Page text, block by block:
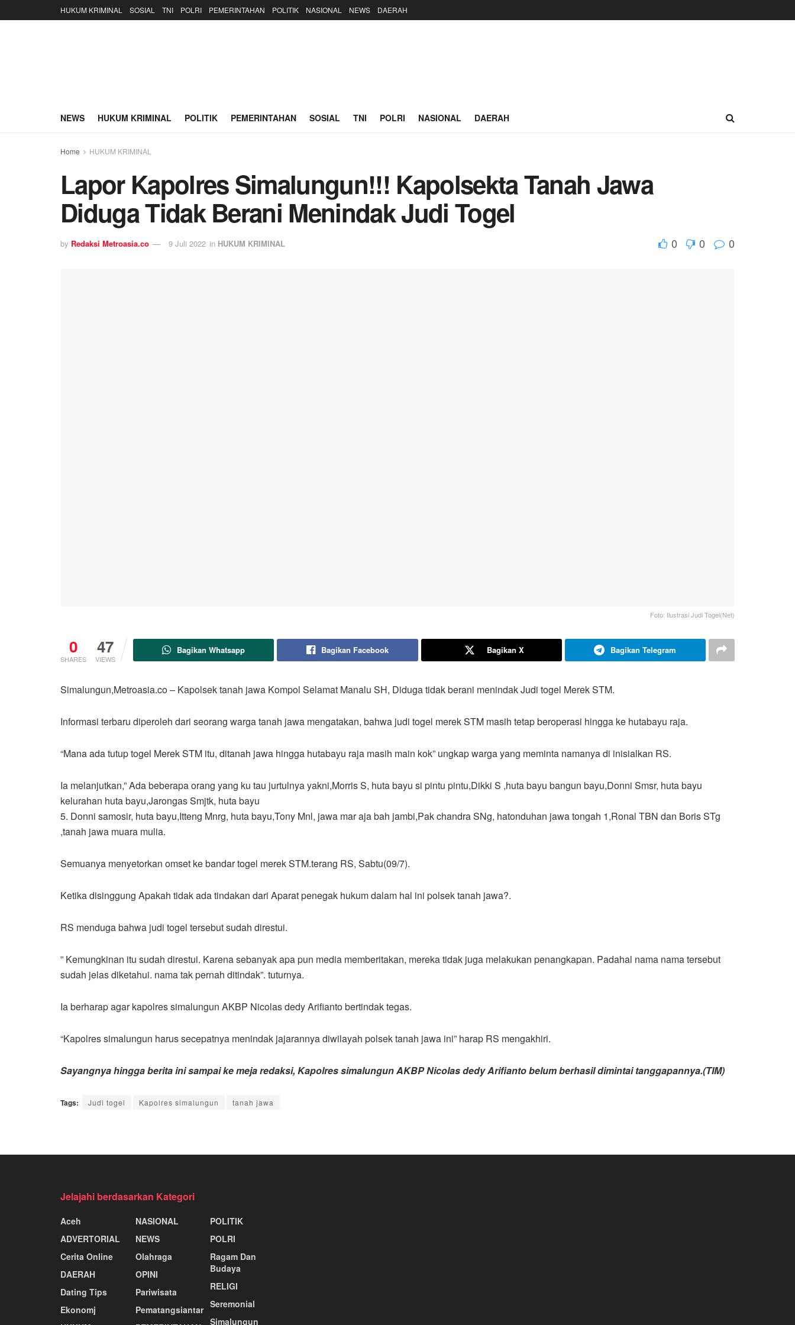
HUKUM KRIMINAL SOSIAL TNI POLRI PEMERINTAHAN POLITIK NASIONAL NEWS DAERAH
NEWS HUKUM KRIMINAL POLITIK PEMERINTAHAN SOSIAL TNI POLRI NASIONAL DAERAH
Home HUKUM KRIMINAL
Lapor Kapolres Simalungun!!! Kapolsekta Tanah Jawa
Diduga Tidak Berani Menindak Judi Togel
by Redaksi Metroasia.co 9 Juli 2022 in HUKUM KRIMINAL 0 0 0
Foto: Ilustrasi Judi Togel(Net)
0
SHARES
47
VIEWS
Bagikan Whatsapp Bagikan Facebook Bagikan X Bagikan Telegram
Simalungun,Metroasia.co – Kapolsek tanah jawa Kompol Selamat Manalu SH, Diduga tidak berani menindak Judi togel Merek STM.
Informasi terbaru diperoleh dari seorang warga tanah jawa mengatakan, bahwa judi togel merek STM masih tetap beroperasi hingga ke hutabayu raja.
“Mana ada tutup togel Merek STM itu, ditanah jawa hingga hutabayu raja masih main kok” ungkap warga yang meminta namanya di inisialkan RS.
Ia melanjutkan,” Ada beberapa orang yang ku tau jurtulnya yakni,Morris S, huta bayu si pintu pintu,Dikki S ,huta bayu bangun bayu,Donni Smsr, huta bayu
kelurahan huta bayu,Jarongas Smjtk, huta bayu
5. Donni samosir, huta bayu,Itteng Mnrg, huta bayu,Tony Mnl, jawa mar aja bah jambi,Pak chandra SNg, hatonduhan jawa tongah 1,Ronal TBN dan Boris STg
,tanah jawa muara mulia.
Semuanya menyetorkan omset ke bandar togel merek STM.terang RS, Sabtu(09/7).
Ketika disinggung Apakah tidak ada tindakan dari Aparat penegak hukum dalam hal ini polsek tanah jawa?.
RS menduga bahwa judi togel tersebut sudah direstui.
” Kemungkinan itu sudah direstui. Karena sebanyak apa pun media memberitakan, mereka tidak juga melakukan penangkapan. Padahal nama nama tersebut
sudah jelas diketahui. nama tak pernah ditindak”. tuturnya.
Ia berharap agar kapolres simalungun AKBP Nicolas dedy Arifianto bertindak tegas.
“Kapolres simalungun harus secepatnya menindak jajarannya diwilayah polsek tanah jawa ini” harap RS mengakhiri.
Sayangnya hingga berita ini sampai ke meja redaksi, Kapolres simalungun AKBP Nicolas dedy Arifianto belum berhasil dimintai tanggapannya.(TIM)
Tags: Judi togel Kapolres simalungun tanah jawa
Jelajahi berdasarkan Kategori
Aceh
ADVERTORIAL
Cerita Online
DAERAH
Dating Tips
Ekonomj
NASIONAL
NEWS
Olahraga
OPINI
Pariwisata
Pematangsiantar
POLITIK
POLRI
Ragam Dan
Budaya
RELIGI
Seremonial
Simalungun